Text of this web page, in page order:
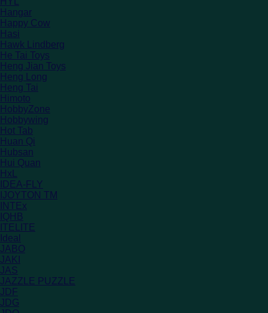
Hangar
Happy Cow
Hasi
Hawk Lindberg
He Tai Toys
Heng Jian Toys
Heng Long
Heng Tai
Himoto
HobbyZone
Hobbywing
Hot Tab
Huan Qi
Hubsan
Hui Quan
HxL
IDEA-FLY
IJOYTON TM
INTEx
IQHB
ITELITE
Ideal
JABO
JAKI
JAS
JAZZLE PUZZLE
JDF
JDG